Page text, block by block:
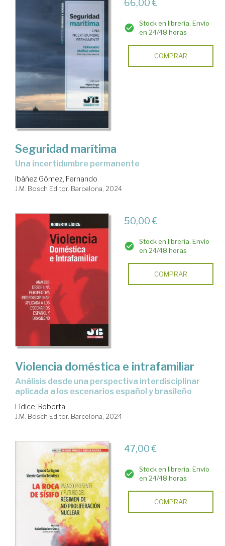
66,00 €
Stock en librería. Envío
en 24/48 horas
COMPRAR
Seguridad marítima
una incertidumbre permanente
Ibáñez Gómez, Fernando
J.M. Bosch Editor. Barcelona, 2024
50,00 €
Stock en librería. Envío
en 24/48 horas
COMPRAR
Violencia doméstica e intrafamiliar
análisis desde una perspectiva interdisciplinar
aplicada a los escenarios español y brasileño
Lídice, Roberta
J.M. Bosch Editor. Barcelona, 2024
47,00 €
Stock en librería. Envío
en 24/48 horas
COMPRAR